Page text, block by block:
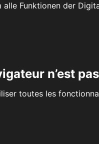
Funktionen der
n’est
toutes les